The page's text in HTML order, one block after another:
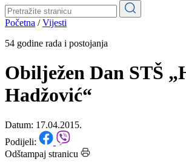
Pale-Prača
Kontakt
54 godine rada i postojanja
Obilježen Dan STŠ
Hadžović“
Datum: 17.04.2015.